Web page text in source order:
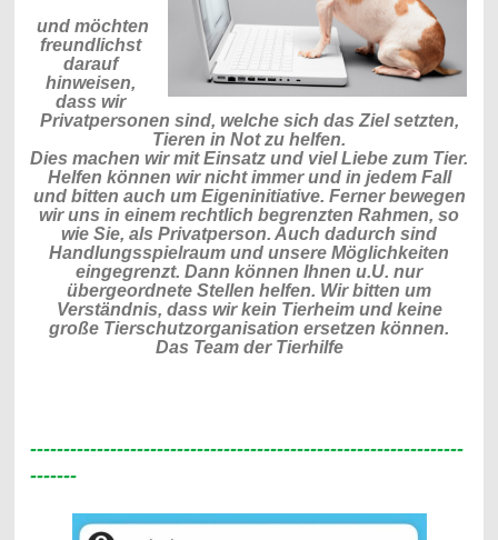
und möchten
freundlichst
darauf
hinweisen,
dass wir
Privatpersonen sind, welche sich das Ziel setzten,
Tieren in Not zu helfen.
Dies machen wir mit Einsatz und viel Liebe zum Tier.
Helfen können wir nicht immer und in jedem Fall
und bitten auch um Eigeninitiative. Ferner bewegen
wir uns in einem rechtlich begrenzten Rahmen, so
wie Sie, als Privatperson. Auch dadurch sind
Handlungsspielraum und unsere Möglichkeiten
eingegrenzt. Dann können Ihnen u.U. nur
übergeordnete Stellen helfen. Wir bitten um
Verständnis, dass wir kein Tierheim und keine
große Tierschutzorganisation ersetzen können.
Das Team der Tierhilfe
-----------------------------------------------------------------
-------